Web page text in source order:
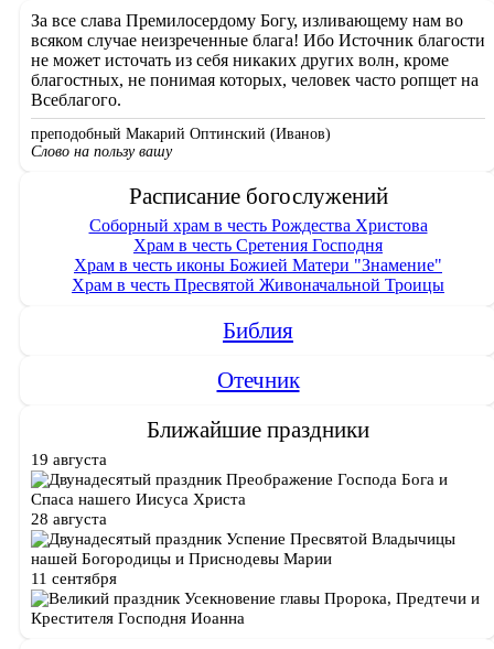
За все слава Премилосердому Богу, изливающему нам во
всяком случае неизреченные блага! Ибо Источник благости
не может источать из себя никаких других волн, кроме
благостных, не понимая которых, человек часто ропщет на
Всеблагого.
преподобный Макарий Оптинский (Иванов)
Слово на пользу вашу
Расписание богослужений
Соборный храм в честь Рождества Христова
Храм в честь Сретения Господня
Храм в честь иконы Божией Матери "Знамение"
Храм в честь Пресвятой Живоначальной Троицы
Библия
Отечник
Ближайшие праздники
19 августа
Преображение Господа Бога и
Спаса нашего Иисуса Христа
28 августа
Успение Пресвятой Владычицы
нашей Богородицы и Приснодевы Марии
11 сентября
Усекновение главы Пророка, Предтечи и
Крестителя Господня Иоанна